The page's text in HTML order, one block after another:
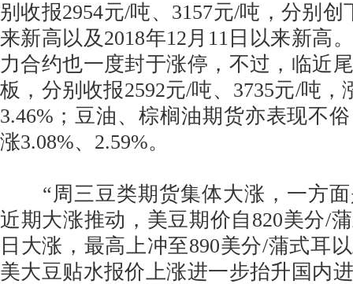
别收报2954元/吨、3157元/吨，分别创
来新高以及2018年12月11日以来新高
力合约也一度封于涨停，不过，临近
板，分别收报2592元/吨、3735元/吨，
3.46%；豆油、棕榈油期货亦表现不
涨3.08%、2.59%。
“周三豆类期货集体大涨，一方面
近期大涨推动，美豆期价自820美分/
日大涨，最高上冲至890美分/蒲式耳
美大豆贴水报价上涨进一步抬升国内